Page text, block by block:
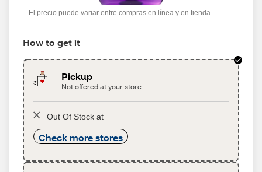
El precio puede variar entre compras en línea y en tienda
How to get it
Pickup
Not offered at your store
Out Of Stock at
Check more stores